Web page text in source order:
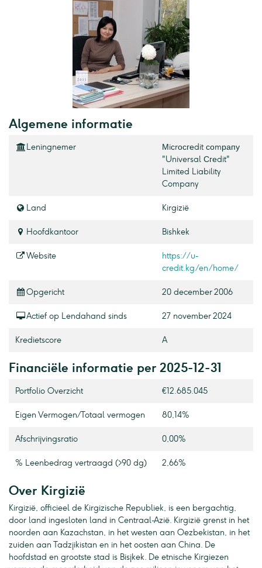
Algemene informatie
Leningnemer
Мiсrосгеdit соmрапу
"Universal Сгеdit"
Limited Liability
Company
Land Kirgizië
Hoofdkantoor Bishkek
Website
https://u-
credit.kg/en/home/
Opgericht 20 december 2006
Actief op Lendahand sinds 27 november 2024
Kredietscore A
Financiële informatie per 2025-12-31
Portfolio Overzicht €12.685.045
Eigen Vermogen / Totaal vermogen 80,14%
Afschrijvingsratio 0,00%
% Leenbedrag vertraagd (>90 dg) 2,66%
Over Kirgizië
Kirgizië, officieel de Kirgizische Republiek, is een bergachtig,
door land ingesloten land in Centraal-Azië. Kirgizië grenst in het
noorden aan Kazachstan, in het westen aan Oezbekistan, in het
zuiden aan Tadzjikistan en in het oosten aan China. De
hoofdstad en grootste stad is Bisjkek. De etnische Kirgiezen